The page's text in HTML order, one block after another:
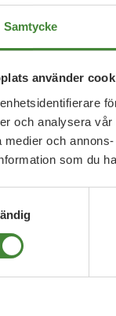
Samtycke
använder
och analysera
medier och
som du